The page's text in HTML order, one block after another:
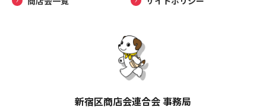
新宿区商店会連合会 事務局